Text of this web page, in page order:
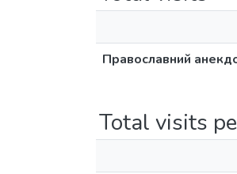
Православний
Total visits